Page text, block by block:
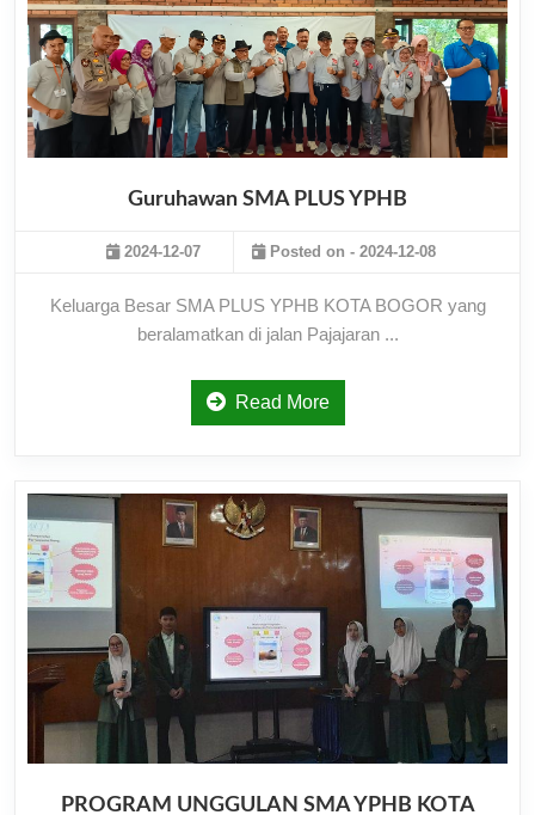
Guruhawan SMA PLUS YPHB
2024-12-07 Posted on - 2024-12-08
Keluarga Besar SMA PLUS YPHB KOTA BOGOR yang
beralamatkan di jalan Pajajaran ...
Read More
PROGRAM UNGGULAN SMA YPHB KOTA